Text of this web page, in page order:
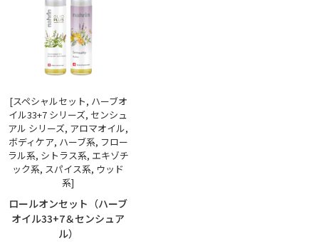
[スペシャルセット, ハーブオ
イル33+7 シリーズ, センシュ
アル シリーズ, アロマオイル,
ボディケア, ハーブ系, フロー
ラル系, シトラス系, エキゾチ
ック系, スパイス系, ウッド
系]
ロールオンセット（ハーブ
オイル33+7＆センシュア
ル）